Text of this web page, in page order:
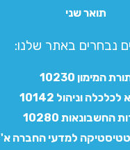
תואר שני
נבחרים באתר שלנו:​
המימון 10230
וניהול 10142
החשבונאות 10280
למדעי החברה א'